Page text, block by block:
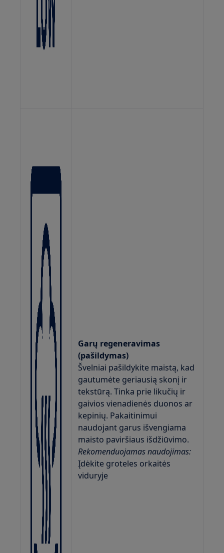
Garų regeneravimas
(pašildymas)
Švelniai pašildykite maistą, kad
gautumėte geriausią skonį ir
tekstūrą. Tinka prie likučių ir
gaivios vienadienės duonos ar
kepinių. Pakaitinimui
naudojant garus išvengiama
maisto paviršiaus išdžiūvimo.
Rekomenduojamas naudojimas:
Įdėkite groteles orkaitės
viduryje